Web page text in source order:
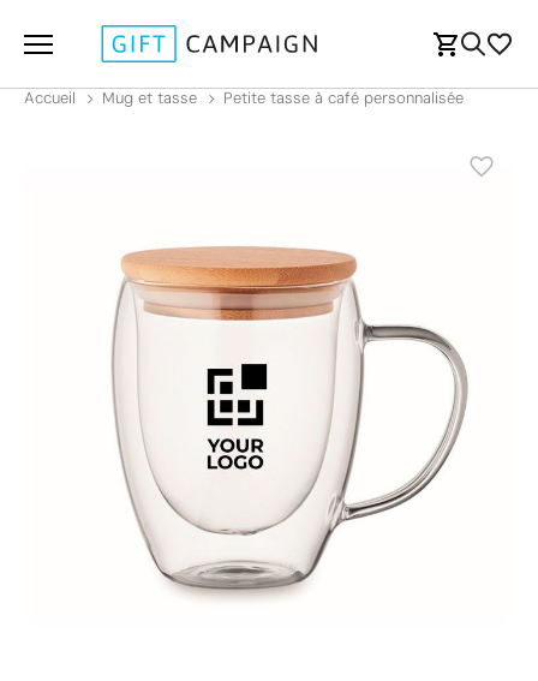
Accueil Mug et tasse Petite tasse à café personnalisée